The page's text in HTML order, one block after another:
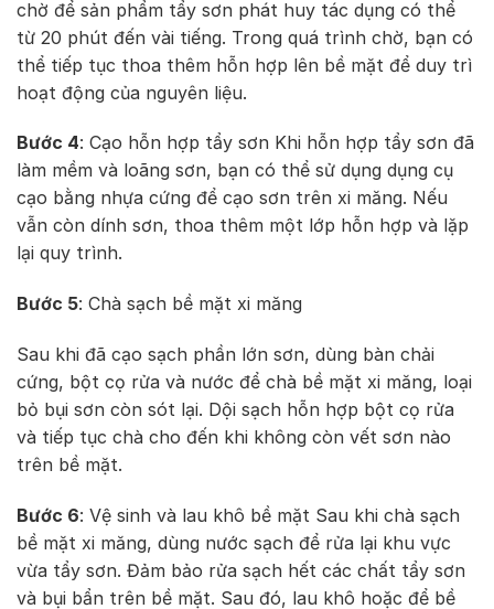
chờ để sản phẩm tẩy sơn phát huy tác dụng có thể
từ 20 phút đến vài tiếng. Trong quá trình chờ, bạn có
thể tiếp tục thoa thêm hỗn hợp lên bề mặt để duy trì
hoạt động của nguyên liệu.
Bước 4: Cạo hỗn hợp tẩy sơn Khi hỗn hợp tẩy sơn đã
làm mềm và loãng sơn, bạn có thể sử dụng dụng cụ
cạo bằng nhựa cứng để cạo sơn trên xi măng. Nếu
vẫn còn dính sơn, thoa thêm một lớp hỗn hợp và lặp
lại quy trình.
Bước 5: Chà sạch bề mặt xi măng
Sau khi đã cạo sạch phần lớn sơn, dùng bàn chải
cứng, bột cọ rửa và nước để chà bề mặt xi măng, loại
bỏ bụi sơn còn sót lại. Dội sạch hỗn hợp bột cọ rửa
và tiếp tục chà cho đến khi không còn vết sơn nào
trên bề mặt.
Bước 6: Vệ sinh và lau khô bề mặt Sau khi chà sạch
bề mặt xi măng, dùng nước sạch để rửa lại khu vực
vừa tẩy sơn. Đảm bảo rửa sạch hết các chất tẩy sơn
và bụi bẩn trên bề mặt. Sau đó, lau khô hoặc để bề